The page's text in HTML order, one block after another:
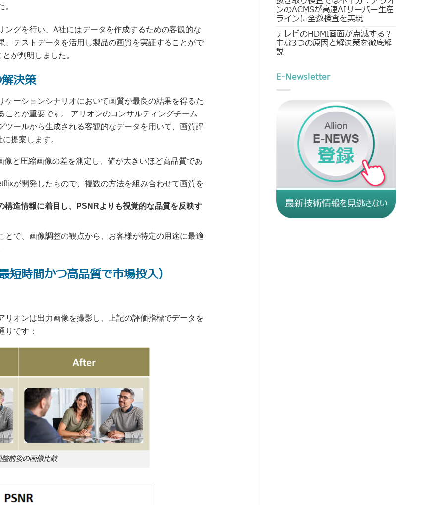
。
グを行い、A社にはデータを作成するための客観的な
テストデータを活用し製品の画質を実証することがで
が判明しました。
決策
ーションシナリオにおいて画質が最良の結果を得るた
とが重要です。 アリオンのコンサルティングチーム
ールから生成される客観的なデータを用いて、画質評
提案します。
像と圧縮画像の差を測定し、値が大きいほど高品質であ
が開発したもので、複数の方法を組み合わせて画質を
造情報に着目し、PSNRよりも視覚的な品質を反映す
で、画像調整の観点から、お客様が特定の用途に最適
時間かつ高品質で市場投入）
オンは出力画像を撮影し、上記の評価指標でデータを
りです：
前後の画像比較
ンのACMSが高速AIサーバー生産
ラインに全数検査を実現
テレビのHDMI画面が点滅する？
主な3つの原因と解決策を徹底解
説
E-Newsletter